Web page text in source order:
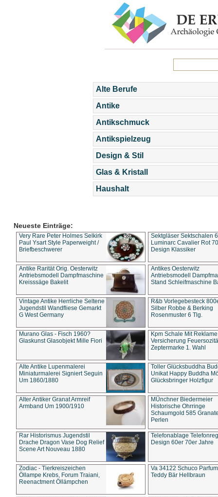
Alte Berufe
Antike
Antikschmuck
Antikspielzeug
Design & Stil
Glas & Kristall
Haushalt
Neueste Einträge:
Very Rare Peter Holmes Selkirk
Paul Ysart Style Paperweight /
Briefbeschwerer
Sektgläser Sektschalen
Luminarc Cavalier Rot
Design Klassiker
Antike Rarität Orig. Oesterwitz
Antriebsmodell Dampfmaschine
Kreisssäge Bakelit
Antikes Oesterwitz
Antriebsmodell
Stand Schleifmaschine
Vintage Antike Herrliche Seltene
Jugendstil Wandfliese Gemarkt
G West Germany
R&b Vorlegebesteck
Silber Robbe & Berking
Rosenmuster 6 Tlg.
Murano Glas - Fisch 1960?
Glaskunst Glasobjekt Mille Fiori
Kpm Schale Mit Reklame
Versicherung
Zeptermarke 1. Wahl
Alte Antike Lupenmalerei
Miniaturmalerei Signiert Seguin
Um 1860/1880
Toller Glücksbuddha
Unikat Happy Buddha
Glücksbringer Holzfigur
Alter Antiker Granat Armreif
Armband Um 1900/1910
MÜnchner Biedermeier
Historische Ohrringe
Schaumgold 585
Perlen
Rar Historismus Jugendstil
Drache Dragon Vase Dog Relief
Scene Art Nouveau 1880
Telefonablage
Design 60er 70er Jahre
Zodiac - Tierkreiszeichen
Öllampe Krebs, Forum Traiani,
Reenactment Öllämpchen
Va 34122 Schuco
Teddy Bär Hellbraun